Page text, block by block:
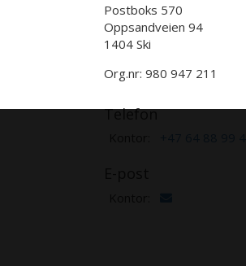
Postboks 570
Oppsandveien 94
1404 Ski
Org.nr: 980 947 211
Telefon